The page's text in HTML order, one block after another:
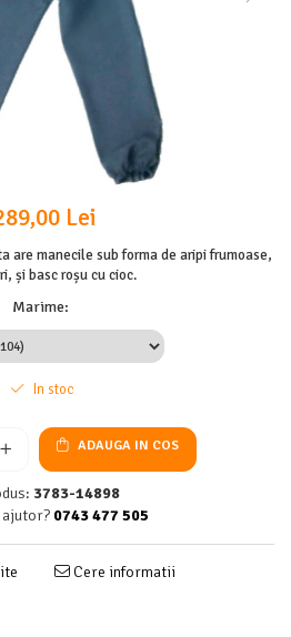
Lei
are manecile sub forma de aripi frumoase,
și basc roșu cu cioc.
Marime:
In stoc
ADAUGA IN COS
3783-14898
ajutor? 0743 477 505
Cere informatii